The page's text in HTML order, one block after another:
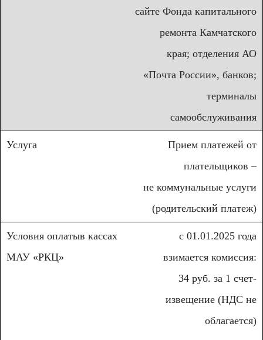
сайте Фонда капитального
ремонта Камчатского
края; отделения АО
«Почта России», банков;
терминалы
самообслуживания
Прием платежей от
плательщиков –
не коммунальные услуги
(родительский платеж)
с 01.01.2025 года
взимается комиссия:
34 руб. за 1 счет-
извещение (НДС не
облагается)